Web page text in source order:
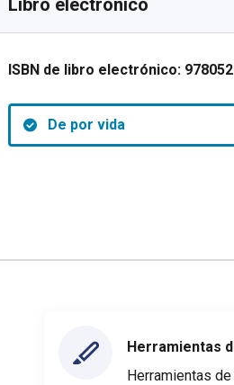
Libro electrónico
ISBN de libro electrónico:
De por vida
Herramientas
Herramientas